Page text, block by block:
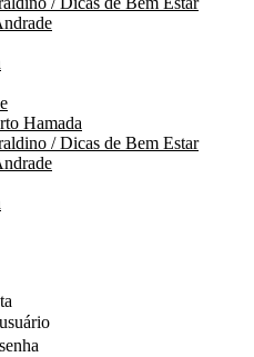
Hamada
/ Dicas de Bem Estar